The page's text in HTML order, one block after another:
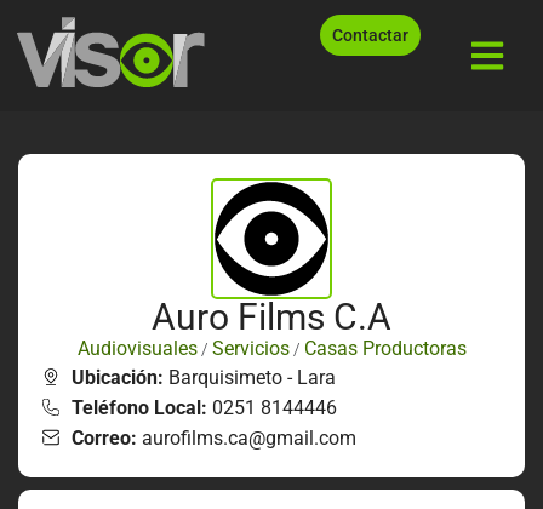
Contactar
Auro Films C.A
Audiovisuales/ Servicios/ Casas Productoras
Ubicación: Barquisimeto - Lara
Teléfono Local: 0251 8144446
Correo: aurofilms.ca@gmail.com